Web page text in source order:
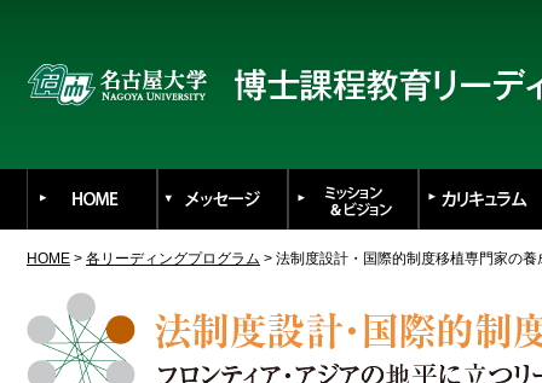
HOME > 各リーディングプログラム > 法制度設計・国際的制度移植専門家の養